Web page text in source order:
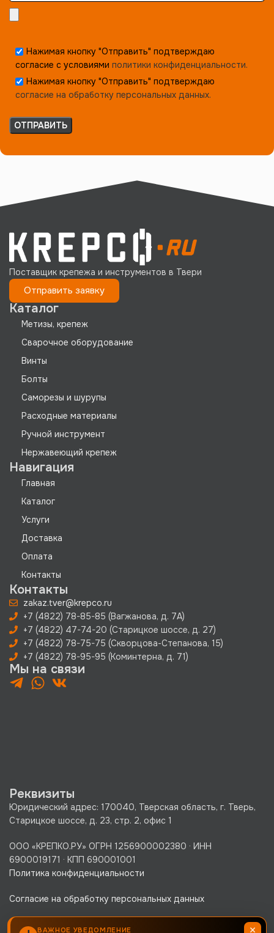
Нажимая кнопку "Отправить" подтверждаю
согласие с условиями политики конфиденциальности.
Нажимая кнопку "Отправить" подтверждаю
согласие на обработку персональных данных.
Поставщик крепежа и инструментов в Твери
Отправить заявку
Каталог
Метизы, крепеж
Сварочное оборудование
Винты
Болты
Саморезы и шурупы
Расходные материалы
Ручной инструмент
Нержавеющий крепеж
Навигация
Главная
Каталог
Услуги
Доставка
Оплата
Контакты
Контакты
zakaz.tver@krepco.ru
+7 (4822) 78-85-85 (Вагжанова, д. 7А)
+7 (4822) 47-74-20 (Старицкое шоссе, д. 27)
+7 (4822) 78-75-75 (Скворцова-Степанова, 15)
+7 (4822) 78-95-95 (Коминтерна, д. 71)
Мы на связи
Реквизиты
Юридический адрес: 170040, Тверская область, г. Тверь,
Старицкое шоссе, д. 23, стр. 2, офис 1
ООО «КРЕПКО.РУ» ОГРН 1256900002380 · ИНН
6900019171 · КПП 690001001
Политика конфиденциальности
Согласие на обработку персональных данных
ВАЖНОЕ УВЕДОМЛЕНИЕ